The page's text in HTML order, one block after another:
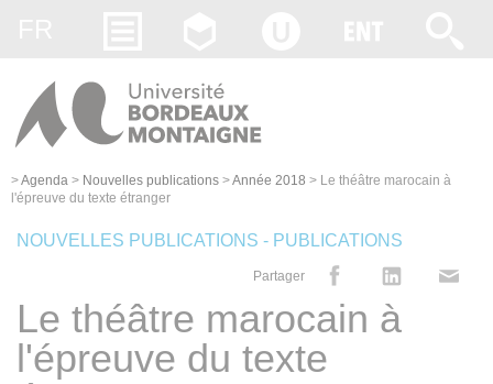
>Agenda > Nouvelles publications >Année 2018 > Le théâtre marocain à
l'épreuve du texte étranger
NOUVELLES PUBLICATIONS - PUBLICATIONS
Partager
Le théâtre marocain à
l'épreuve du texte